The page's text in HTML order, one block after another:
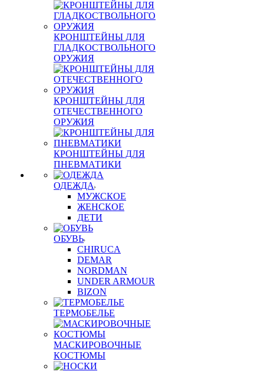
КРОНШТЕЙНЫ ДЛЯ
ГЛАДКОСТВОЛЬНОГО
ОРУЖИЯ
КРОНШТЕЙНЫ ДЛЯ
ОТЕЧЕСТВЕННОГО
ОРУЖИЯ
КРОНШТЕЙНЫ ДЛЯ
ПНЕВМАТИКИ
ОДЕЖДА
МУЖСКОЕ
ЖЕНСКОЕ
ДЕТИ
ОБУВЬ
CHIRUCA
DEMAR
NORDMAN
UNDER ARMOUR
BIZON
ТЕРМОБЕЛЬЕ
МАСКИРОВОЧНЫЕ
КОСТЮМЫ